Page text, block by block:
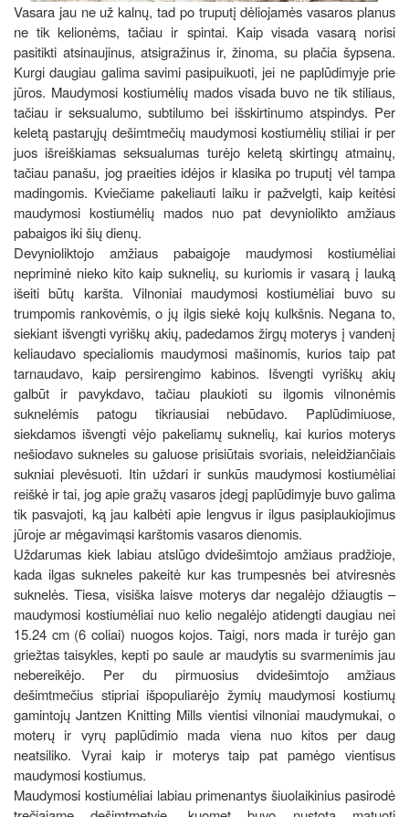
Vasara jau ne už kalnų, tad po truputį dėliojamės vasaros planus
ne tik kelionėms, tačiau ir spintai. Kaip visada vasarą norisi
pasitikti atsinaujinus, atsigražinus ir, žinoma, su plačia šypsena.
Kurgi daugiau galima savimi pasipuikuoti, jei ne paplūdimyje prie
jūros. Maudymosi kostiumėlių mados visada buvo ne tik stiliaus,
tačiau ir seksualumo, subtilumo bei išskirtinumo atspindys. Per
keletą pastarųjų dešimtmečių maudymosi kostiumėlių stiliai ir per
juos išreiškiamas seksualumas turėjo keletą skirtingų atmainų,
tačiau panašu, jog praeities idėjos ir klasika po truputį vėl tampa
madingomis. Kviečiame pakeliauti laiku ir pažvelgti, kaip keitėsi
maudymosi kostiumėlių mados nuo pat devyniolikto amžiaus
pabaigos iki šių dienų.
Devynioliktojo amžiaus pabaigoje maudymosi kostiumėliai
nepriminė nieko kito kaip suknelių, su kuriomis ir vasarą į lauką
išeiti būtų karšta. Vilnoniai maudymosi kostiumėliai buvo su
trumpomis rankovėmis, o jų ilgis siekė kojų kulkšnis. Negana to,
siekiant išvengti vyriškų akių, padedamos žirgų moterys į vandenį
keliaudavo specialiomis maudymosi mašinomis, kurios taip pat
tarnaudavo, kaip persirengimo kabinos. Išvengti vyriškų akių
galbūt ir pavykdavo, tačiau plaukioti su ilgomis vilnonėmis
suknelėmis patogu tikriausiai nebūdavo. Paplūdimiuose,
siekdamos išvengti vėjo pakeliamų suknelių, kai kurios moterys
nešiodavo sukneles su galuose prisiūtais svoriais, neleidžiančiais
sukniai plevėsuoti. Itin uždari ir sunkūs maudymosi kostiumėliai
reiškė ir tai, jog apie gražų vasaros įdegį paplūdimyje buvo galima
tik pasvajoti, ką jau kalbėti apie lengvus ir ilgus pasiplaukiojimus
jūroje ar mėgavimąsi karštomis vasaros dienomis.
Uždarumas kiek labiau atslūgo dvidešimtojo amžiaus pradžioje,
kada ilgas sukneles pakeitė kur kas trumpesnės bei atviresnės
suknelės. Tiesa, visiška laisve moterys dar negalėjo džiaugtis –
maudymosi kostiumėliai nuo kelio negalėjo atidengti daugiau nei
15.24 cm (6 coliai) nuogos kojos. Taigi, nors mada ir turėjo gan
griežtas taisykles, kepti po saule ar maudytis su svarmenimis jau
nebereikėjo. Per du pirmuosius dvidešimtojo amžiaus
dešimtmečius stipriai išpopuliarėjo žymių maudymosi kostiumų
gamintojų Jantzen Knitting Mills vientisi vilnoniai maudymukai, o
moterų ir vyrų paplūdimio mada viena nuo kitos per daug
neatsiliko. Vyrai kaip ir moterys taip pat pamėgo vientisus
maudymosi kostiumus.
Maudymosi kostiumėliai labiau primenantys šiuolaikinius pasirodė